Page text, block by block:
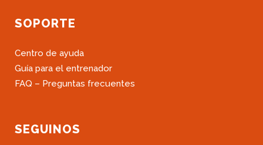
SOPORTE
Centro de ayuda
Guía para el entrenador
FAQ – Preguntas frecuentes
SEGUINOS